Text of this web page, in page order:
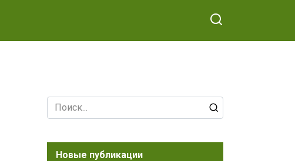
Search
for:
Новые публикации